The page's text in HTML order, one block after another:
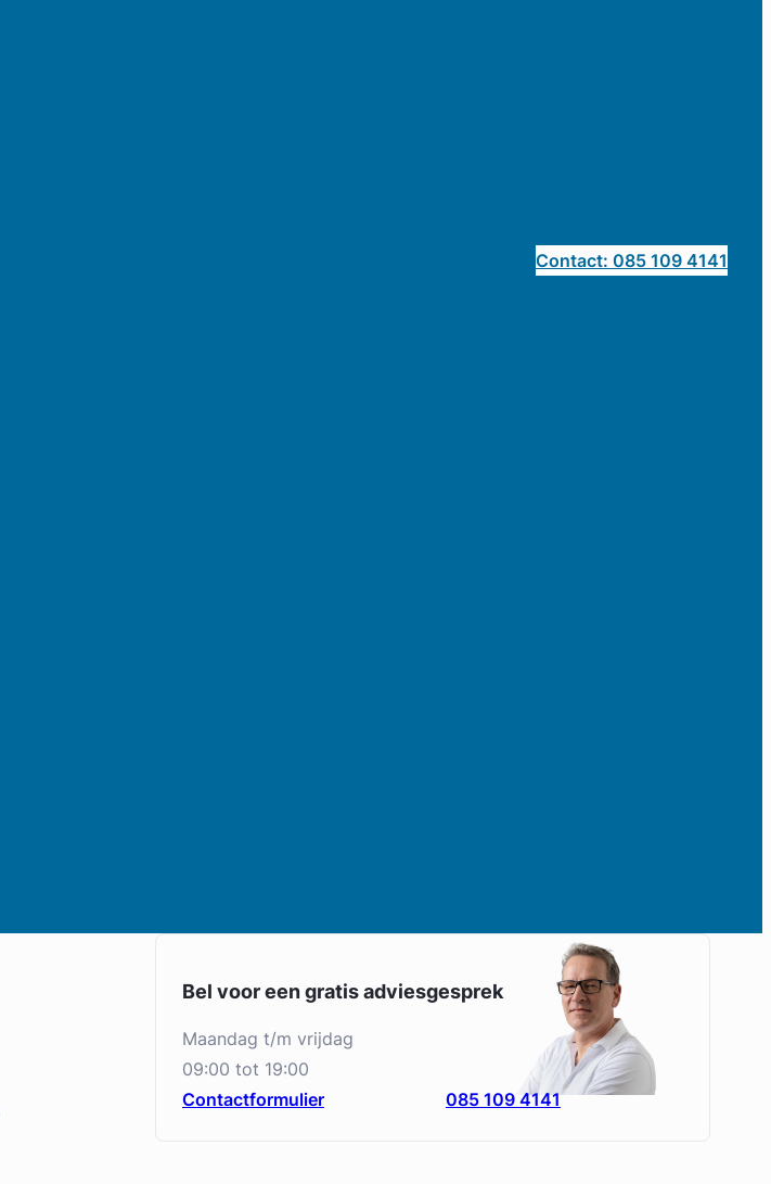
Contact: 085 109 4141
Bel voor een gratis adviesgesprek
maandag t/m vrijdag
09:00 tot 19:00
Contactformulier
085 109 4141